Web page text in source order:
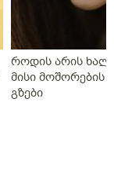
როდის არის
მისი მოშორების
გზები